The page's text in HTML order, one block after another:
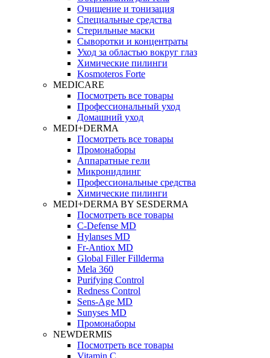
Очищение и тонизация
Специальные средства
Стерильные маски
Сыворотки и концентраты
Уход за областью вокруг глаз
Химические пилинги
Kosmoteros Forte
MEDICARE
Посмотреть все товары
Профессиональный уход
Домашний уход
MEDI+DERMA
Посмотреть все товары
Промонаборы
Аппаратные гели
Микронидлинг
Профессиональные средства
Химические пилинги
MEDI+DERMA BY SESDERMA
Посмотреть все товары
C-Defense MD
Hylanses MD
Fr‑Antiox MD
Global Filler Fillderma
Mela 360
Purifying Control
Redness Control
Sens-Age MD
Sunyses MD
Промонаборы
NEWDERMIS
Посмотреть все товары
Vitamin C